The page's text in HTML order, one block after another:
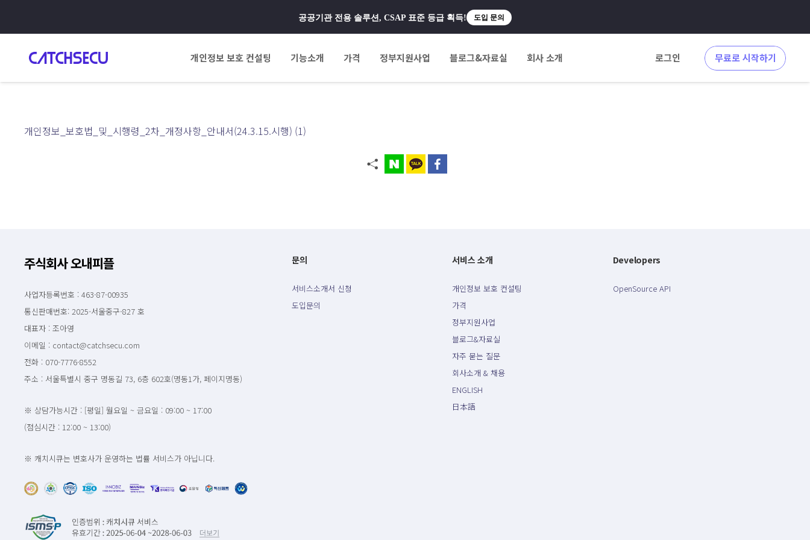
공공기관 전용 솔루션, CSAP 표준 등급 획득! 도입 문의
개인정보 보호 컨설팅 기능소개 가격 정부지원사업 블로그&자료실 회사 소개 로그인 무료로 시작하기
개인정보_보호법_및_시행령_2차_개정사항_안내서(24.3.15.시행) (1)
주식회사 오내피플
사업자등록번호 : 463-87-00935
통신판매번호: 2025-서울중구-827 호
대표자 : 조아영
이메일 : contact@catchsecu.com
전화 : 070-7776-8552
주소 : 서울특별시 중구 명동길 73, 6층 602호(명동1가, 페이지명동)
※ 상담가능시간 : [평일] 월요일 ~ 금요일 : 09:00 ~ 17:00
(점심시간 : 12:00 ~ 13:00)
※ 캐치시큐는 변호사가 운영하는 법률 서비스가 아닙니다.
문의
서비스소개서 신청
도입문의
서비스 소개
개인정보 보호 컨설팅
가격
정부지원사업
블로그&자료실
자주 묻는 질문
회사소개 & 채용
ENGLISH
日本語
Developers
OpenSource API